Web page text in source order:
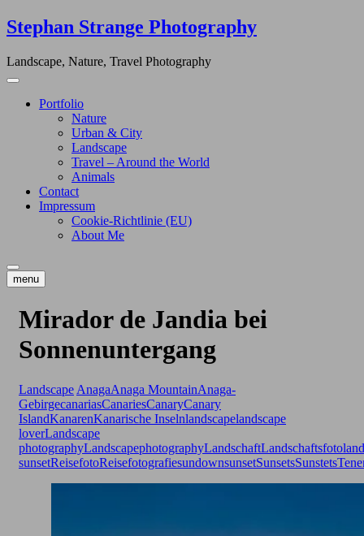
Skip
to
Stephan Strange Photography
Landscape, Nature, Travel Photography
Portfolio
Nature
Urban & City
Landscape
Travel – Around the World
Animals
Contact
Impressum
Cookie-Richtlinie (EU)
About Me
menu
Mirador de Jandia bei
Sonnenuntergang
Landscape AnagaAnaga MountainAnaga-
GebirgecanariasCanariesCanaryCanary
IslandKanarenKanarische Inselnlandscapelandscape
loverLandscape
photographyLandscapephotographyLandschaftLandschaftsfoto
sunsetReisefotoReisefotografiesundownsunsetSunsetsSunstets